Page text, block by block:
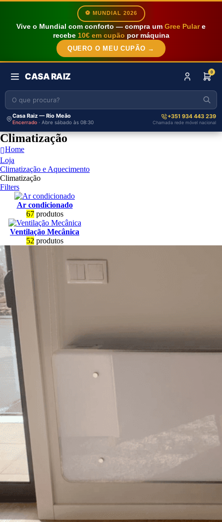
⚽ MUNDIAL 2026
Vive o Mundial com conforto — compra um Gree Pulare
recebe 10€ em cupão por máquina
QUERO O MEU CUPÃO →
CASA RAIZ 0
Casa Raiz — Rio Meão
Encerrado · Abre sábado às 08:30
+351 934 443 239
Chamada rede móvel nacional
Climatização
Home
Loja
Climatização e Aquecimento
Climatização
Filters
Ar condicionado
67produtos
Ventilação Mecânica
52 produtos